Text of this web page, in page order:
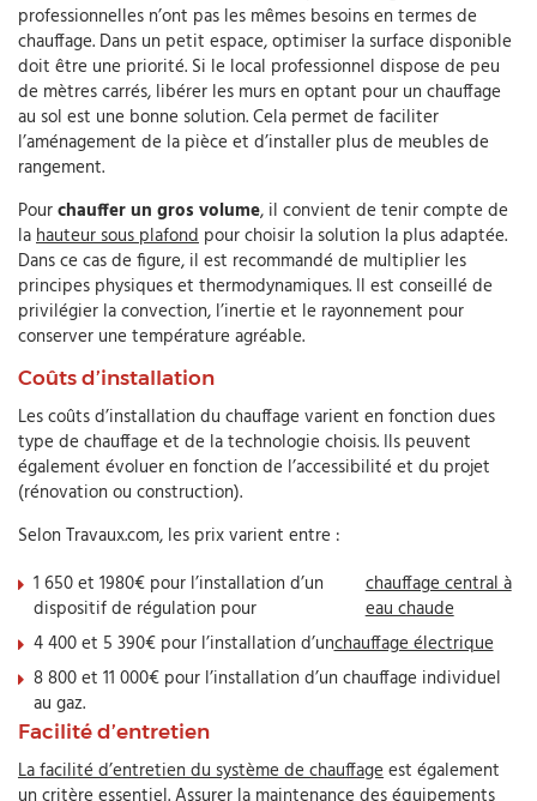
professionnelles n’ont pas les mêmes besoins en termes de
chauffage. Dans un petit espace, optimiser la surface disponible
doit être une priorité. Si le local professionnel dispose de peu
de mètres carrés, libérer les murs en optant pour un chauffage
au sol est une bonne solution. Cela permet de faciliter
l’aménagement de la pièce et d’installer plus de meubles de
rangement.
Pourchauffer un gros volume, il convient de tenir compte de
lahauteur sous plafond pour choisir la solution la plus adaptée.
Dans ce cas de figure, il est recommandé de multiplier les
principes physiques et thermodynamiques. Il est conseillé de
privilégier la convection, l’inertie et le rayonnement pour
conserver une température agréable.
Coûts d’installation
Les coûts d’installation du chauffage varient en fonction dues
type de chauffage et de la technologie choisis. Ils peuvent
également évoluer en fonction de l’accessibilité et du projet
(rénovation ou construction).
Selon Travaux.com, les prix varient entre :
1 650 et 1980€ pour l’installation d’un
dispositif de régulation pour
chauffage central à
eau chaude
4 400 et 5 390€ pour l’installation d’unchauffage électrique
8 800 et 11 000€ pour l’installation d’un chauffage individuel
au gaz.
Facilité d’entretien
La facilité d’entretien du système de chauffageest également